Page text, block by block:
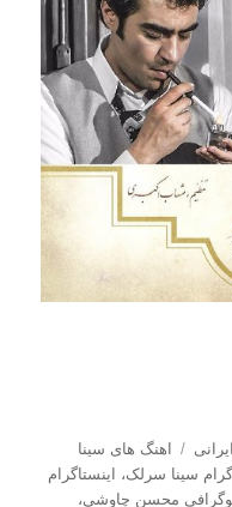
برچسب‌ها
اهنگ های سینا
سینا سرلک،
اینستاگرام
محسن چاوشی،